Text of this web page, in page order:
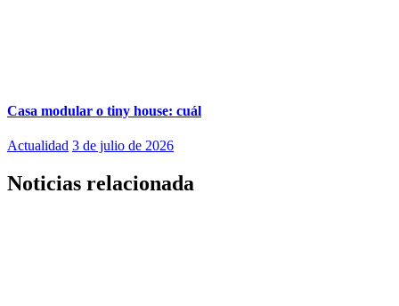
Casa modular o tiny house: cuál
Actualidad 3 de julio de 2026
Noticias relacionada